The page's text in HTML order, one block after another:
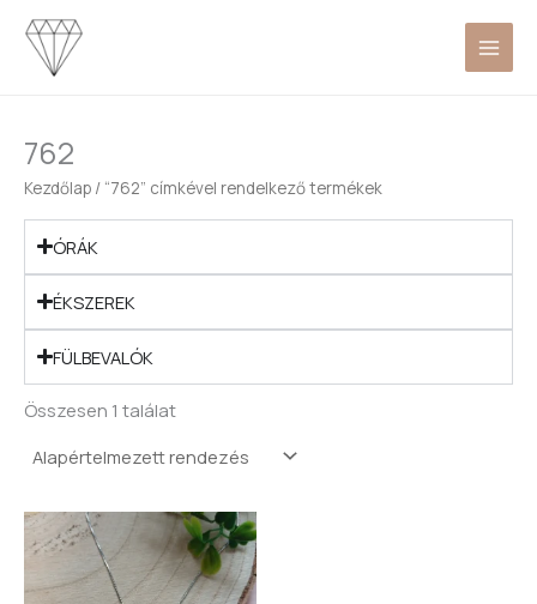
Skip
content
762
Kezdőlap / “762” címkével rendelkező termékek
ÓRÁK
ÉKSZEREK
FÜLBEVALÓK
Összesen 1 találat